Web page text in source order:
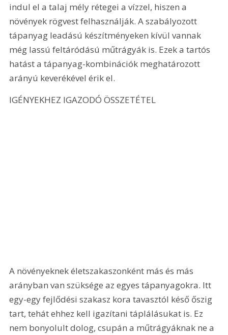
indul el a talaj mély rétegei a vízzel, hiszen a
növények rögvest felhasználják. A szabályozott
tápanyag leadású készítményeken kívül vannak
még lassú feltáródású műtrágyák is. Ezek a tartós
hatást a tápanyag-kombinációk meghatározott
arányú keverékével érik el.
IGÉNYEKHEZ IGAZODÓ ÖSSZETÉTEL
A növényeknek életszakaszonként más és más
arányban van szüksége az egyes tápanyagokra. Itt
egy-egy fejlődési szakasz kora tavasztól késő őszig
tart, tehát ehhez kell igazítani táplálásukat is. Ez
nem bonyolult dolog, csupán a műtrágyáknak ne a